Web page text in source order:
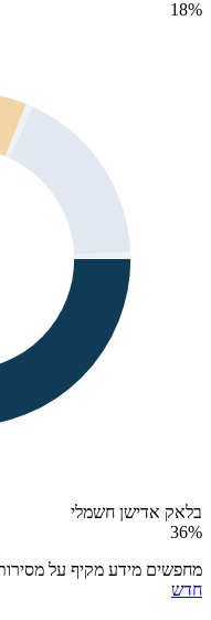
18%
בלאק אדישן חשמלי
36%
מחפשים מידע מקיף על
חדש